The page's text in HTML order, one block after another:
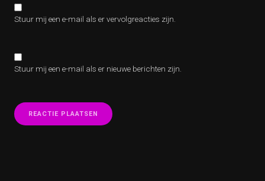
Stuur mij een e-mail als er vervolgreacties zijn.
Stuur mij een e-mail als er nieuwe berichten zijn.